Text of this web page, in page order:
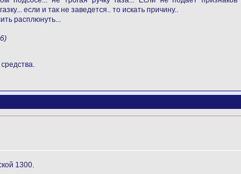
если и так не заведется.. то искать причину..
расплюнуть...
1300.